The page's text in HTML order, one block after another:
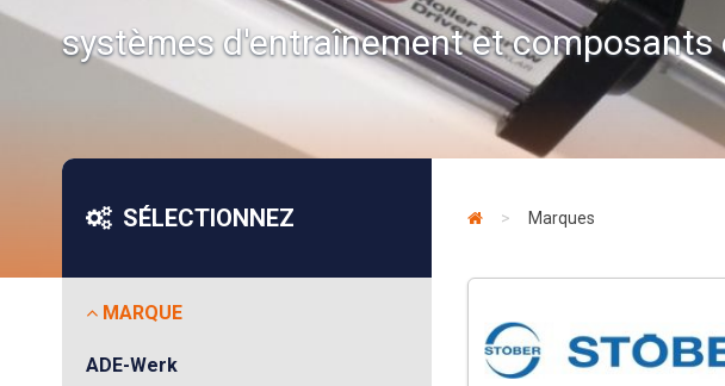
systèmes d'entraînement et
SÉLECTIONNEZ
MARQUE
ADE-Werk
> Marques